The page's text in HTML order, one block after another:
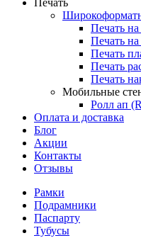
Печать
Печать
Печать
Печать
Печать
Печать
Мобильные
Ролл ап
Оплата и доставка
Блог
Акции
Контакты
Отзывы
Рамки
Подрамники
Паспарту
Тубусы